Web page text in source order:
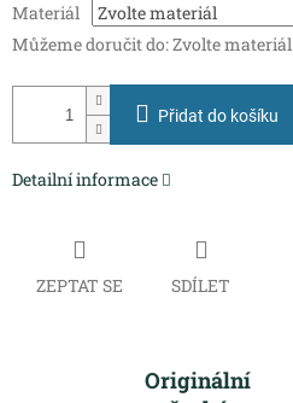
cena:
Materiál
Můžeme doručit do:Zvolte materiál
Přidat do košíku
Detailní informace
ZEPTAT SE SDÍLET
Originální